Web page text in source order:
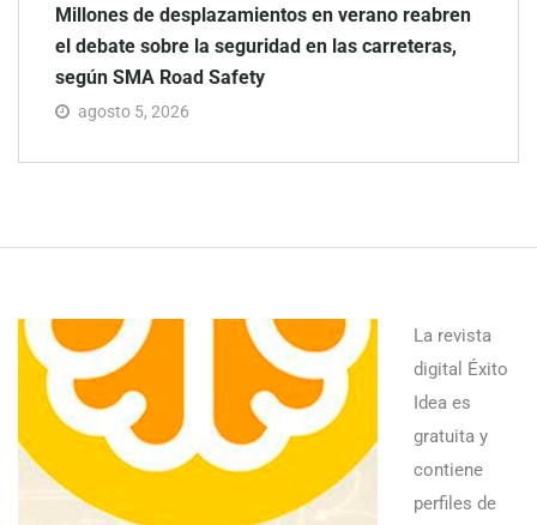
Millones de desplazamientos en verano reabren
el debate sobre la seguridad en las carreteras,
según SMA Road Safety
agosto 5, 2026
La revista
digital Éxito
Idea es
gratuita y
contiene
perfiles de